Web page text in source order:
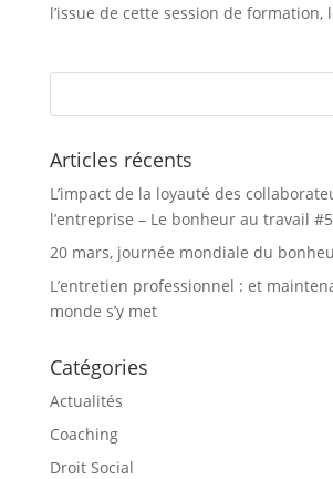
l’issue de cette session de formation,
Articles récents
L’impact de la loyauté des
l’entreprise – Le bonheur au travail #5
20 mars, journée mondiale du
L’entretien professionnel : et
monde s’y met
Catégories
Actualités
Coaching
Droit Social